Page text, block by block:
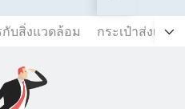
บสิ่งแวดล้อม กระเป๋าส่งเสริ